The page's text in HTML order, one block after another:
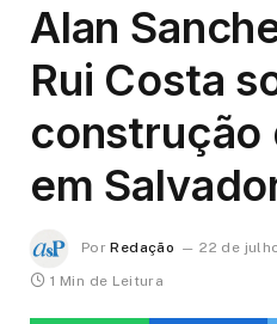
Alan
Rui Costa
construção
em
Por Redação
22 de
1 Min de Leitura